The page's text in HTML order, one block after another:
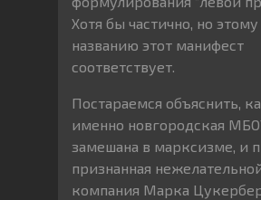
Хотя бы частично, но
названию этот манифест
соответствует.
Постараемся объяснить,
именно новгородская
замешана в марксизме, и
признанная
компания Марка